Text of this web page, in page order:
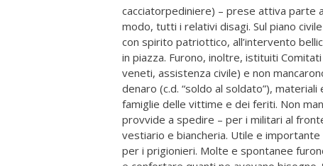
cacciatorpediniere) – prese attiva parte
modo, tutti i relativi disagi. Sul piano
con spirito patriottico, all’intervento
in piazza. Furono, inoltre, istituiti
veneti, assistenza civile) e non
denaro (c.d. “soldo al soldato”),
famiglie delle vittime e dei feriti. Non
provvide a spedire – per i militari al
vestiario e biancheria. Utile e importante
per i prigionieri. Molte e spontanee